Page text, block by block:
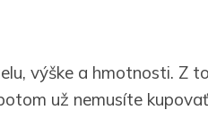
výške a hmotnosti. Z
už nemusíte